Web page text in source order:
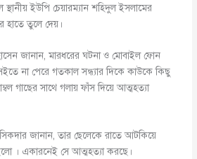
ইউপি চেয়ারম্যান শহিদুল ইসলামের
হাতে তুলে দেয়।
জানান, মারধরের ঘটনা ও মোবাইল ফোন
না পেরে গতকাল সন্ধ্যার দিকে কাউকে কিছু
গাছের সাথে গলায় ফাঁস দিয়ে আত্মহত্যা
সিকদার জানান, তার ছেলেকে রাতে আটকিয়ে
। একারনেই সে আত্মহত্যা করছে।